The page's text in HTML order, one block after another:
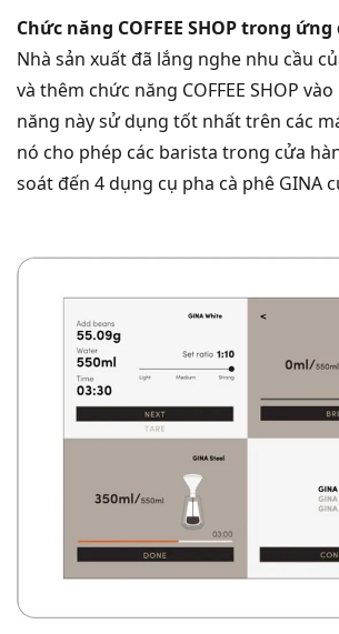
Chức năng COFFEE SHOP trong
Nhà sản xuất đã lắng nghe nhu cầu
và thêm chức năng COFFEE SHOP
năng này sử dụng tốt nhất trên các
nó cho phép các barista trong cửa
soát đến 4 dụng cụ pha cà phê GINA